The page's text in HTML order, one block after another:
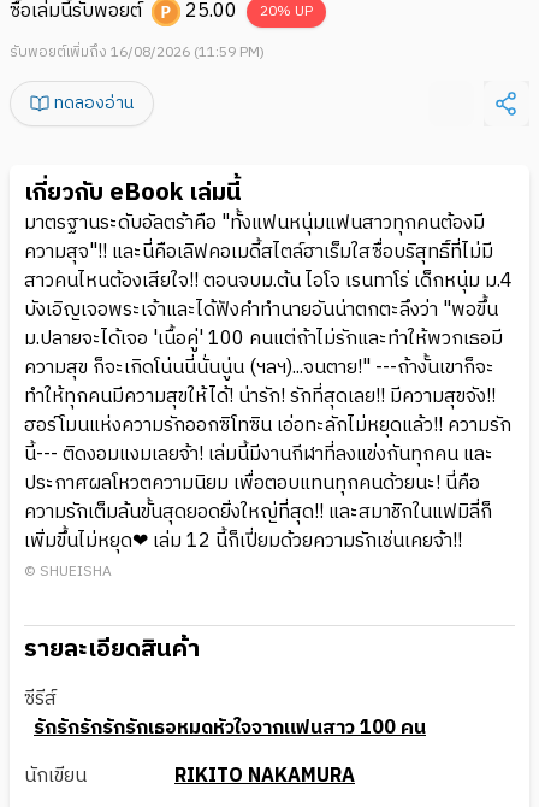
ซื้อเล่มนี้รับพอยต์ 25.00 20% UP
รับพอยต์เพิ่มถึง 16/08/2026 (11:59 PM)
ทดลองอ่าน
เกี่ยวกับ eBook เล่มนี้
มาตรฐานระดับอัลตร้าคือ "ทั้งแฟนหนุ่มแฟนสาวทุกคนต้องมี
ความสุจ"!! และนี่คือเลิฟคอเมดี้สไตล์ฮาเร็มใสซื่อบริสุทธิ์ที่ไม่มี
สาวคนไหนต้องเสียใจ!! ตอนจบม.ต้น ไอโจ เรนทาโร่ เด็กหนุ่ม ม.4
บังเอิญเจอพระเจ้าและได้ฟังคำทำนายอันน่าตกตะลึงว่า "พอขึ้น
ม.ปลายจะได้เจอ 'เนื้อคู่' 100 คนแต่ถ้าไม่รักและทำให้พวกเธอมี
ความสุข ก็จะเกิดโน่นนี่นั่นนู่น (ฯลฯ)...จนตาย!" ---ถ้างั้นเขาก็จะ
ทำให้ทุกคนมีความสุขให้ได้! น่ารัก! รักที่สุดเลย!! มีความสุขจัง!!
ฮอร์โมนแห่งความรักออกซิโทซิน เอ่อทะลักไม่หยุดแล้ว!! ความรัก
นี้--- ติดงอมแงมเลยจ้า! เล่มนี้มีงานกีฬาที่ลงแข่งกันทุกคน และ
ประกาศผลโหวตความนิยม เพื่อตอบแทนทุกคนด้วยนะ! นี่คือ
ความรักเต็มล้นขั้นสุดยอดยิ่งใหญ่ที่สุด!! และสมาชิกในแฟมิลี่ก็
เพิ่มขึ้นไม่หยุด❤ เล่ม 12 นี้ก็เปี่ยมด้วยความรักเช่นเคยจ้า!!
© SHUEISHA
รายละเอียดสินค้า
ซีรีส์
รักรักรักรักรักเธอหมดหัวใจจากแฟนสาว 100 คน
นักเขียน
RIKITO NAKAMURA